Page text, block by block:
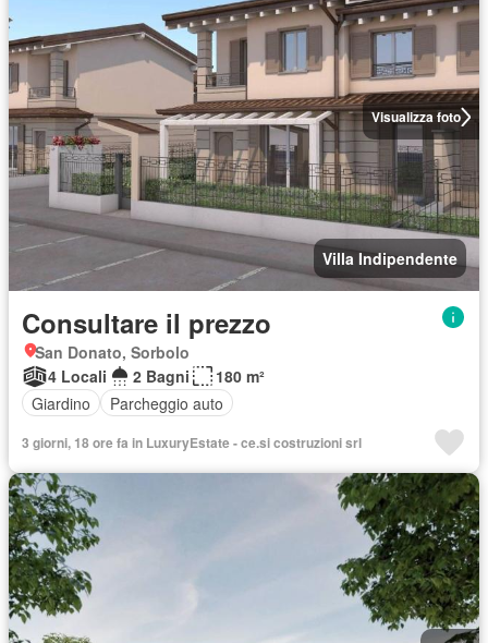
Visualizza foto
Villa Indipendente
Consultare il prezzo
San Donato, Sorbolo
4 Locali
2 Bagni
180 m²
Giardino
Parcheggio auto
3 giorni, 18 ore fa in LuxuryEstate - ce.si costruzioni srl